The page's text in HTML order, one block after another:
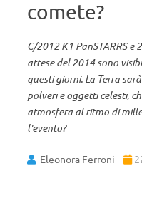
comete?
C/2012 K1 PanSTARRS e
attese del 2014 sono
questi giorni. La Terra
polveri e oggetti celesti,
atmosfera al ritmo di
l'evento?
Eleonora Ferroni